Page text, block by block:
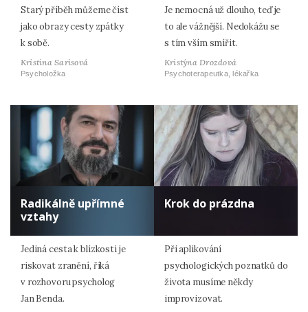
Starý příběh můžeme číst
jako obrazy cesty zpátky
k sobě.
Kristina Sarisová
Psycholožka
Je nemocná už dlouho, teď je
to ale vážnější. Nedokážu se
s tím vším smířit.
Kristýna Drozdová
Psychoterapeutka, lékařka
Radikálně upřímné
vztahy
Jediná cesta k blízkosti je
riskovat zranění, říká
v rozhovoru psycholog
Jan Benda.
Krok do prázdna
Při aplikování
psychologických poznatků do
života musíme někdy
improvizovat.